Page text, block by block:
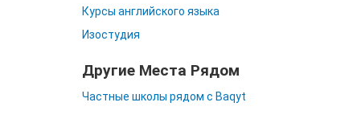
Курсы английского языка
Изостудия
Другие Места Рядом
Частные школы рядом с Baqyt